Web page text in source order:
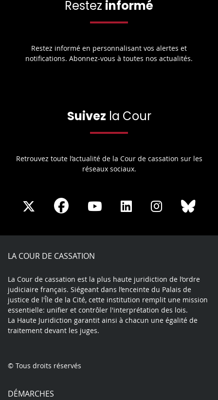
Restez informé
Restez informé en personnalisant vos alertes et
notifications. Abonnez-vous à toutes nos actualités.
Suivez la Cour
Retrouvez toute l’actualité de la Cour de cassation sur les
réseaux sociaux.
Share
X
Share
Facebook
Share
Youtube
Share
LinkedIn
Share
Instagram
LA COUR DE CASSATION
La Cour de cassation est la plus haute juridiction de l’ordre
judiciaire français. Siégeant dans l’enceinte du Palais de
justice de l'Île de la Cité, cette institution remplit une mission
essentielle: unifier et contrôler l'interprétation des lois.
La Haute Juridiction garantit ainsi à chacun une égalité de
traitement devant les juges.
© Tous droits réservés
DÉMARCHES